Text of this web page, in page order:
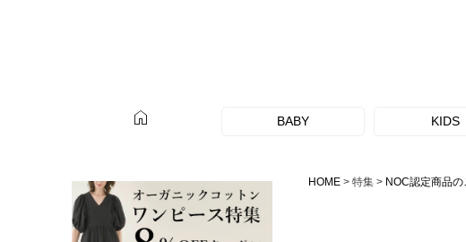
home BABY KIDS
HOME 特集 NOC認定商品